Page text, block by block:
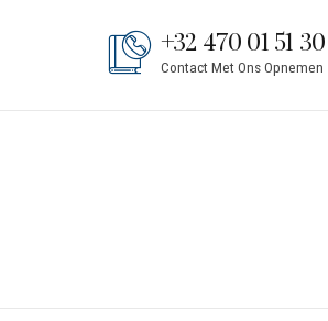
+32 470 01 51 30
Contact Met Ons Opnemen